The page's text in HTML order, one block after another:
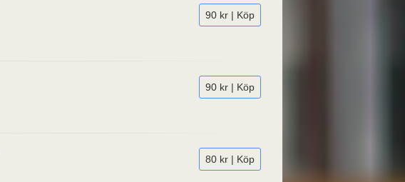
90 kr | Köp
90 kr | Köp
80 kr | Köp